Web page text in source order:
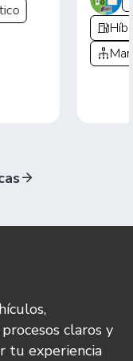
claros y
tu experiencia